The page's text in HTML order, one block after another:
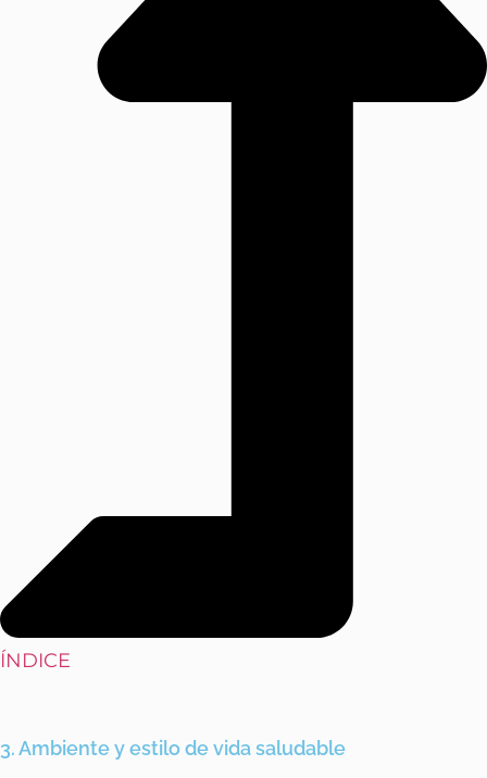
ÍNDICE
3. Ambiente y estilo de vida saludable